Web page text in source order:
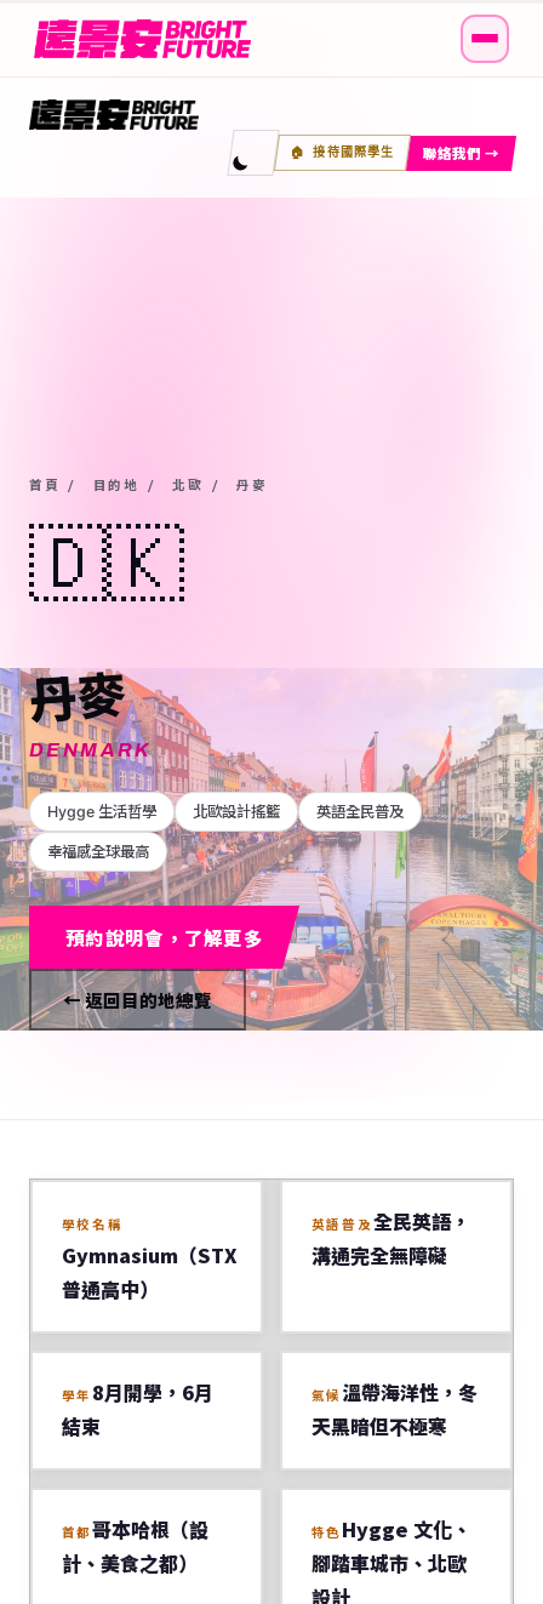
🏠 接待國際學生 聯絡我們 →
首頁 / 目的地 / 北歐 / 丹麥
🇩🇰
丹麥
DENMARK
Hygge 生活哲學 北歐設計搖籃 英語全民普及
幸福感全球最高
預約說明會，了解更多
← 返回目的地總覽
學校名稱
Gymnasium（STX
普通高中）
英語普及全民英語，
溝通完全無障礙
學年 8月開學，6月
結束
氣候 溫帶海洋性，冬
天黑暗但不極寒
首都哥本哈根（設
計、美食之都）
特色 Hygge 文化、
腳踏車城市、北歐
設計